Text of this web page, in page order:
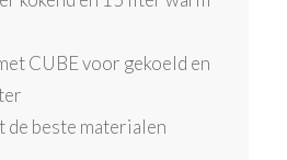
CUBE voor gekoeld en
de beste materialen